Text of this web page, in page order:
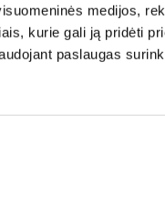
medijos,
kurie gali ją pridėti
paslaugas
Aukštis: 151
398,00 €